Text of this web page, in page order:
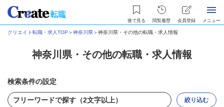
後で見る 閲覧履歴 会員登録 メニュー
クリエイト転職・求人TOP ＞神奈川県＞神奈川県・その他の転職・求人情報
神奈川県・その他の転職・求人情報
検索条件の設定
絞り込む